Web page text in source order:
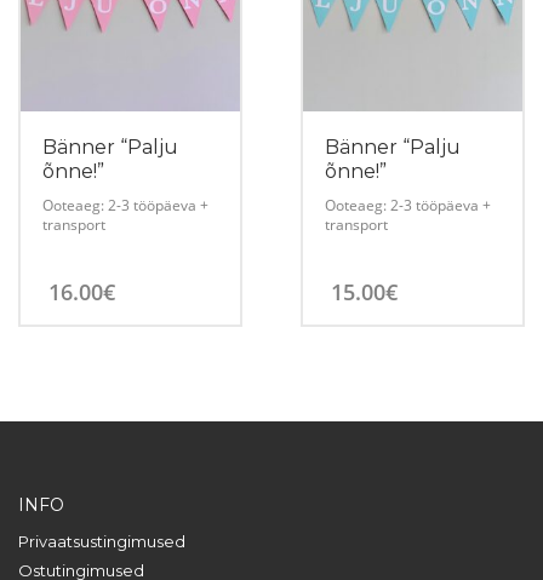
saab
Bänner “Palju
õnne!”
Ooteaeg: 2-3 tööpäeva +
transport
16.00€
Bänner “Palju
õnne!”
Ooteaeg: 2-3 tööpäeva +
transport
15.00€
INFO
Privaatsustingimused
Ostutingimused